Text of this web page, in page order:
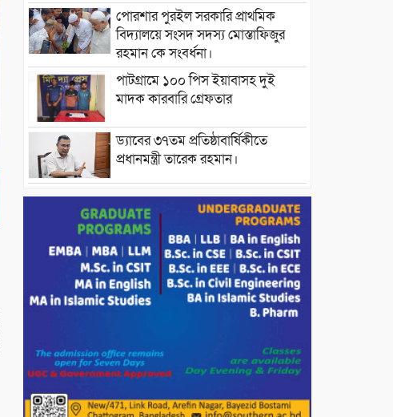
পোরশার পুরইল সরকারি প্রাথমিক
বিদ্যালয়ে সংসদ সদস্য মোস্তাফিজুর
রহমান কে সংবর্ধনা।
পাটগ্রামে ১০০ পিস ইয়াবাসহ দুই
মাদক কারবারি গ্রেফতার
ড্যাবের ৩৭তম প্রতিষ্ঠাবার্ষিকীতে
প্রধানমন্ত্রী তারেক রহমান।
চন্দনাইশের হাশিমপুর ৪ নং ওয়ার্ডে
৫’শতাধিক হতদরিদ্র পরিবারের মাঝে
খাদ্যসামগ্রী বিতরণ করেন মনজুর
মোরশেদ
পরিবেশ রক্ষায় পাটগ্রামে ইহসান ইয়ুথ
সার্কেলের বৃক্ষরোপণ
বিএনপি নেতা গুরুতর আহত
মুক্তিযোদ্ধা দবির উদ্দিন ফাউন্ডেশন